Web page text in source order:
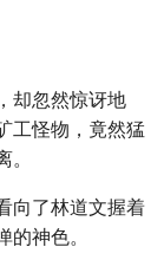
却忽然惊讶地
工怪物，竟然猛
向了林道文握着
神色。